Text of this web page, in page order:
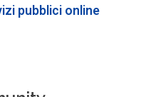
pubblici online